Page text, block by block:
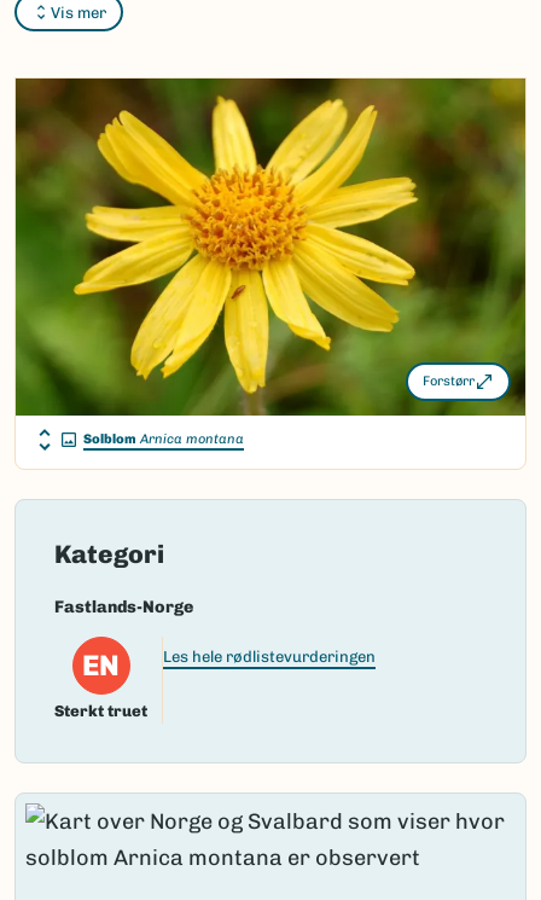
Vis mer
Bokmål:solblom
Nynorsk:solblom
Nordsamisk/Davvisámegiella:Ingen
Vitenskapelig navn ID:100430
Takson ID: 60390
Gå til Nortaxa for flere detaljer
(Ekstern lenke)
Forstørr
Solblom Arnica montana
Kategori
Fastlands-Norge
EN
Sterkt truet
Les hele rødlistevurderingen